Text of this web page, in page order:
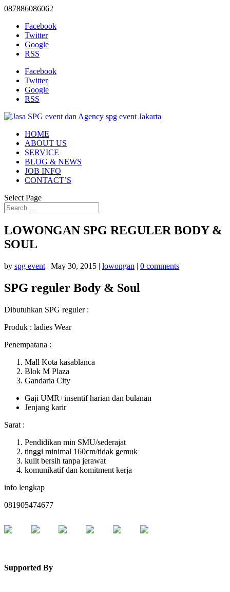
087886086062
Facebook
Twitter
Google
RSS
Facebook
Twitter
Google
RSS
HOME
ABOUT US
SERVICE
BLOG & NEWS
JOB INFO
CONTACT’S
Select Page
LOWONGAN SPG REGULER BODY &
SOUL
by spg event | May 30, 2015 | lowongan | 0 comments
SPG reguler Body & Soul
Dibutuhkan SPG reguler :
Produk : ladies Wear
Penempatana :
Mall Kota kasablanca
Blok M Plaza
Gandaria City
Gaji UMR+insentif harian dan bulanan
Jenjang karir
Sarat :
Pendidikan min SMU/sederajat
tinggi minimal 160cm/tidak gemuk
kulit bersih tanpa jerawat
komunikatif dan komitment kerja
info lengkap
081905474677
Supported By